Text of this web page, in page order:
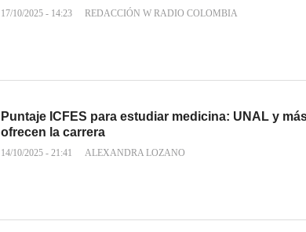
17/10/2025 - 14:23 REDACCIÓN W RADIO COLOMBIA
Puntaje ICFES para estudiar medicina: UNAL y
ofrecen la carrera
14/10/2025 - 21:41 ALEXANDRA LOZANO